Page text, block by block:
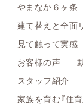
やまなか６ヶ条
建て替えと全面
見て触って実
お客様の声
スタッフ紹介
家族を育む『住育